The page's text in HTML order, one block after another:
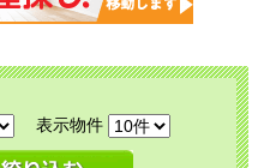
表示物件